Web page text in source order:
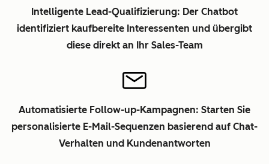
Intelligente Lead-Qualifizierung: Der Chatbot
identifiziert kaufbereite Interessenten und übergibt
diese direkt an Ihr Sales-Team
Automatisierte Follow-up-Kampagnen: Starten Sie
personalisierte E-Mail-Sequenzen basierend auf Chat-
Verhalten und Kundenantworten